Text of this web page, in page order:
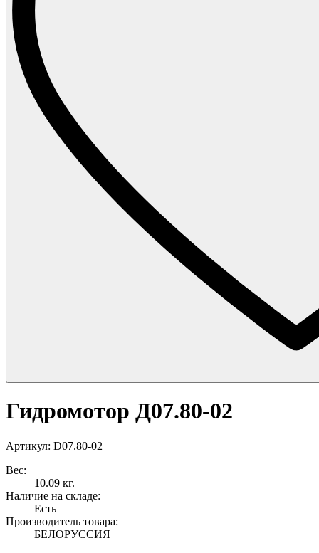
Гидромотор Д07.80-02
Артикул: D07.80-02
Вес:
10.09 кг.
Наличие на складе:
Есть
Производитель товара:
БЕЛОРУССИЯ